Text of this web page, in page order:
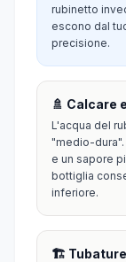
rubinetto
escono dal
precisione.
🚿 Calcare
L'acqua del
"medio-
e un sapore
bottiglia
inferiore.
🏗️